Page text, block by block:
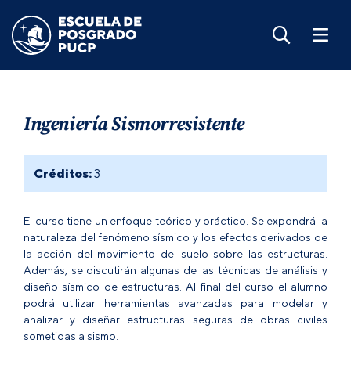
Ingeniería Sismorresistente
Créditos:3
El curso tiene un enfoque teórico y práctico. Se expondrá la
naturaleza del fenómeno sísmico y los efectos derivados de
la acción del movimiento del suelo sobre las estructuras.
Además, se discutirán algunas de las técnicas de análisis y
diseño sísmico de estructuras. Al final del curso el alumno
podrá utilizar herramientas avanzadas para modelar y
analizar y diseñar estructuras seguras de obras civiles
sometidas a sismo.